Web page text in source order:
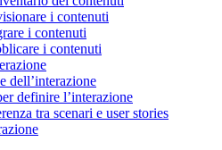
i contenuti
i contenuti
i contenuti
dell’interazione
definire l’interazione
tra scenari e user stories